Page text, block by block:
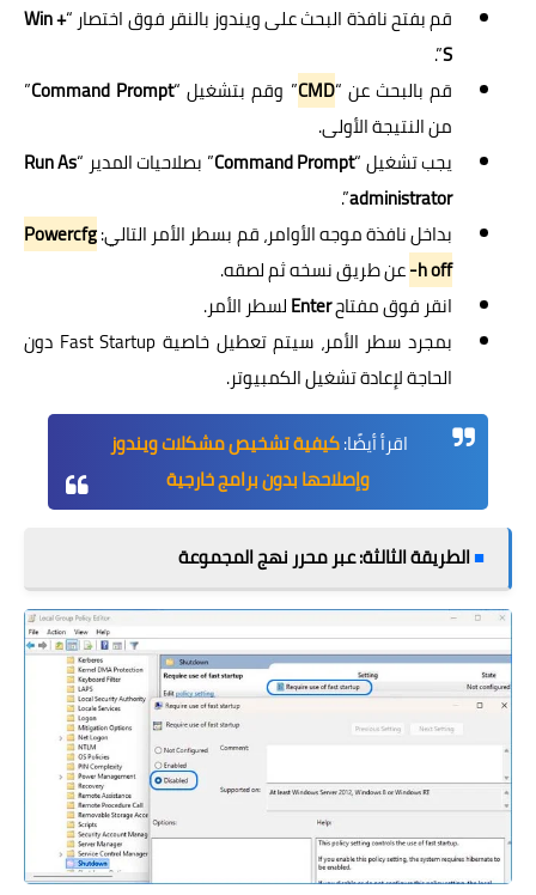
قم بفتح نافذة البحث على ويندوز بالنقر فوق اختصار “Win +
S
”.
قم بالبحث عن “CMD” وقم بتشغيل “Command Prompt
”
من النتيجة الأولى.
يجب تشغيل “Command Prompt” بصلاحيات المدير “Run As
administrator
”.
بداخل نافذة موجه الأوامر، قم بسطر الأمر التالي:Powercfg
-h offعن طريق نسخه ثم لصقه.
انقر فوق مفتاحEnterلسطر الأمر.
بمجرد سطر الأمر، سيتم تعطيل خاصية Fast Startup دون
الحاجة لإعادة تشغيل الكمبيوتر.
اقرأ أيضًا:كيفية تشخيص مشكلات ويندوز
وإصلاحها بدون برامج خارجية
■الطريقة الثالثة: عبر محرر نهج المجموعة